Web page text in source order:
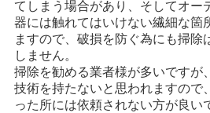
てしまう場合があり、そしてオー
器には触れてはいけない繊細な箇
ますので、破損を防ぐ為にも掃除
しません。
掃除を勧める業者様が多いですが
技術を持たないと思われますので
った所には依頼されない方が良い